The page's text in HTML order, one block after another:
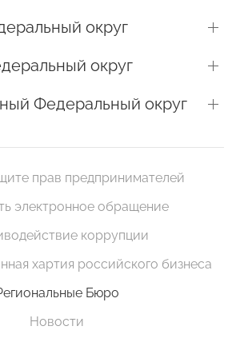
округ
округ
Федеральный округ
прав предпринимателей
электронное обращение
коррупции
хартия российского бизнеса
Бюро
Новости